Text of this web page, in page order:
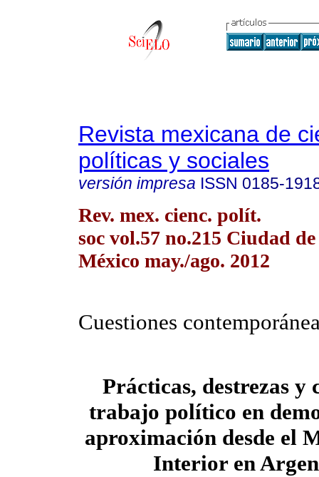
Revista mexicana de
políticas y sociales
versión impresa ISSN 0185-
Rev. mex. cienc. polít.
soc vol.57 no.215 Ciudad de
México may./ago. 2012
Cuestiones
Prácticas, destrezas y
trabajo político en
aproximación desde el
Interior en